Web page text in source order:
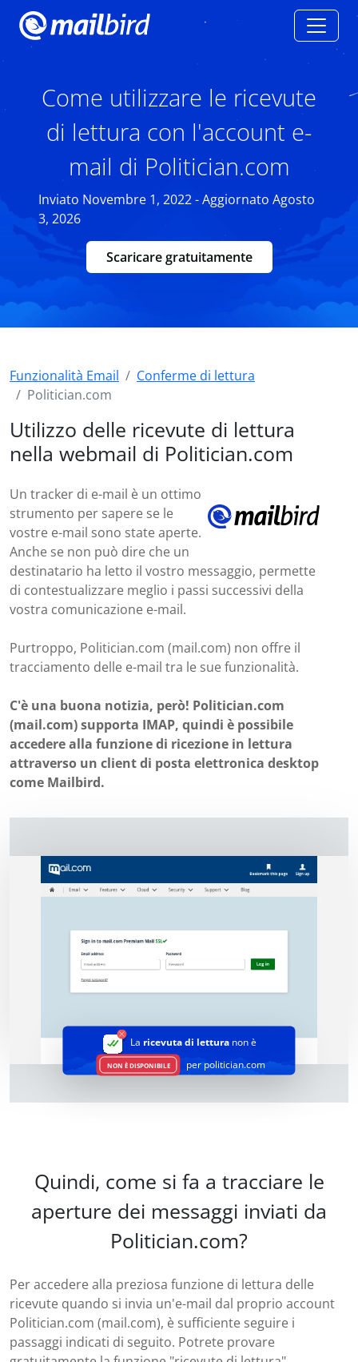
Come utilizzare le ricevute
di lettura con l'account e-
mail di Politician.com
Inviato Novembre 1, 2022 - Aggiornato Agosto
3, 2026
Scaricare gratuitamente
Funzionalità Email
Conferme di lettura
Politician.com
Utilizzo delle ricevute di lettura
nella webmail di Politician.com
Un tracker di e-mail è un ottimo
strumento per sapere se le
vostre e-mail sono state aperte.
Anche se non può dire che un
destinatario ha letto il vostro messaggio, permette
di contestualizzare meglio i passi successivi della
vostra comunicazione e-mail.
Purtroppo, Politician.com (mail.com) non offre il
tracciamento delle e-mail tra le sue funzionalità.
C'è una buona notizia, però! Politician.com
(mail.com) supporta IMAP, quindi è possibile
accedere alla funzione di ricezione in lettura
attraverso un client di posta elettronica desktop
come Mailbird.
La ricevuta di lettura non è
NON È DISPONIBILE per politician.com
Quindi, come si fa a tracciare le
aperture dei messaggi inviati da
Politician.com?
Per accedere alla preziosa funzione di lettura delle
ricevute quando si invia un'e-mail dal proprio account
Politician.com (mail.com), è sufficiente seguire i
passaggi indicati di seguito. Potrete provare